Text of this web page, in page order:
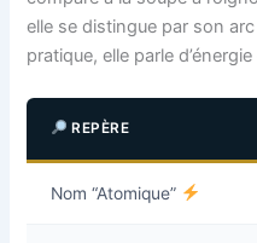
elle se distingue par son
pratique, elle parle
REPÈRE
Nom “Atomique”